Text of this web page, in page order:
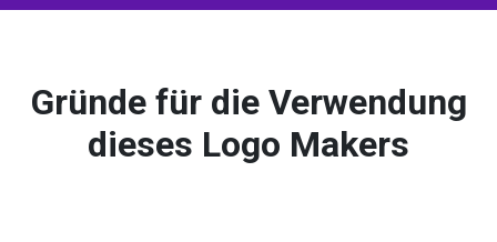
Gründe für die Verwendung
dieses Logo Makers